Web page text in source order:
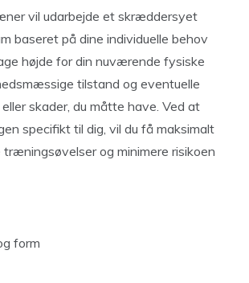
vil udarbejde et skræddersyet
baseret på dine individuelle behov
højde for din nuværende fysiske
tilstand og eventuelle
skader, du måtte have. Ved at
specifikt til dig, vil du få maksimalt
og minimere risikoen
form